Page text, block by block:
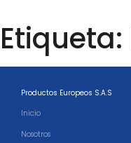
Etiqueta:
Productos Europeos S.A.S
Inicio
Nosotros